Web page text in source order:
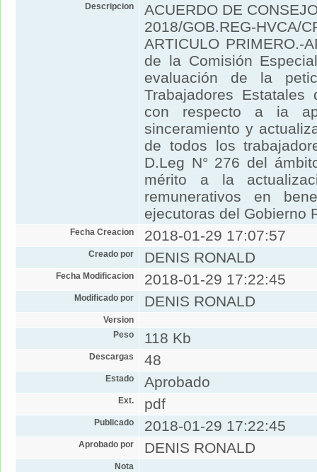
Descripcion
ACUERDO DE
2018/GOB.REG-HVCA/
ARTICULO PRIMERO.-
de la Comisión
evaluación de la
Trabajadores
con respecto a ia
sinceramiento y
de todos los
D.Leg N° 276 del
mérito a la
remunerativos en
ejecutoras del Gobierno
Fecha Creacion 2018-01-29 17:07:57
Creado por DENIS RONALD
Fecha Modificacion 2018-01-29 17:22:45
Modificado por DENIS RONALD
Version
Peso
118 Kb
Descargas 48
Estado Aprobado
Ext. pdf
Publicado 2018-01-29 17:22:45
Aprobado por DENIS RONALD
Nota